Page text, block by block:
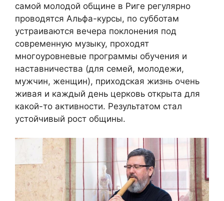
самой молодой общине в Риге регулярно
проводятся Альфа-курсы, по субботам
устраиваются вечера поклонения под
современную музыку, проходят
многоуровневые программы обучения и
наставничества (для семей, молодежи,
мужчин, женщин), приходская жизнь очень
живая и каждый день церковь открыта для
какой-то активности. Результатом стал
устойчивый рост общины.